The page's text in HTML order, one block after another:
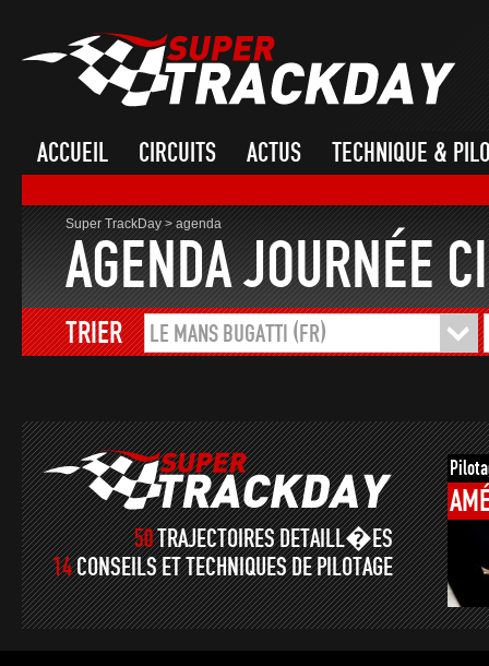
ACCUEIL CIRCUITS ACTUS TECHNIQUE &
Super TrackDay>agenda
AGENDA JOURNÉE
TRIER LE MANS BUGATTI (FR)
50TRAJECTOIRES DETAILL�ES
14CONSEILS ET TECHNIQUES DE PILOTAGE